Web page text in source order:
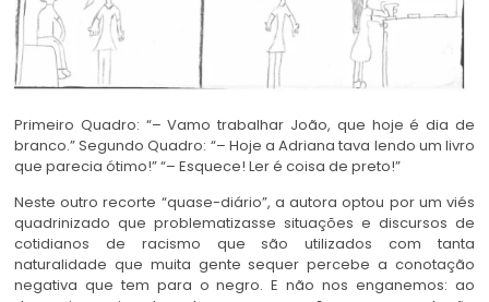
Primeiro Quadro: “– Vamo trabalhar João, que hoje é dia de
branco.” Segundo Quadro: “– Hoje a Adriana tava lendo um livro
que parecia ótimo!” “– Esquece! Ler é coisa de preto!”
Neste outro recorte “quase-diário”, a autora optou por um viés
quadrinizado que problematizasse situações e discursos de
cotidianos de racismo que são utilizados com tanta
naturalidade que muita gente sequer percebe a conotação
negativa que tem para o negro. E não nos enganemos: ao